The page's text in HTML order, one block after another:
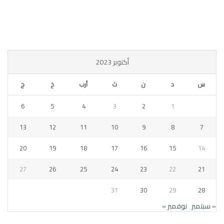
أكتوبر 2023
س د ن ث أرب خ ج
1
2
3
4
5
6
7
8
9
10
11
12
13
14
15
16
17
18
19
20
21
22
23
24
25
26
27
28
29
30
31
« سبتمبر نوفمبر »